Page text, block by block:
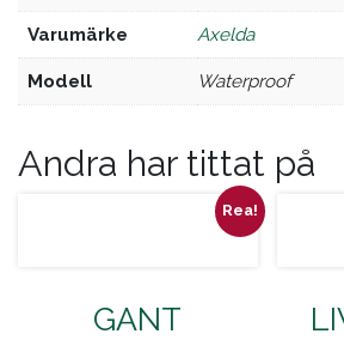
Varumärke axelda
Modell waterproof
Andra har tittat på
Rea!
GANT